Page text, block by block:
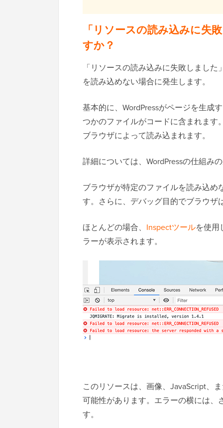
「リソースの読み込みに失
すか？
「リソースの読み込みに失敗しまし
を読み込めない場合に発生します。
基本的に、WordPressがページを生成
つかのファイルがコードに含まれま
ブラウザによって読み込まれます。
詳細については、WordPressの仕組み
ブラウザが特定のファイルを読み込
す。さらに、デバッグ目的でブラウ
ほとんどの場合、 Inspectツールを使用
ラーが表示されます。
このリソースは、画像、JavaScript、
可能性があります。エラーの横には
す。